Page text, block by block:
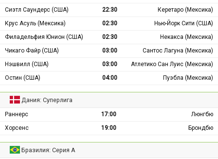
Сиэтл Саундерс (США)
22:30
Керетаро (Мексика)
Крус Асуль (Мексика)
02:30
Нью-Йорк Сити (США)
Филадельфия Юнион (США)
02:30
Некакса (Мексика)
Чикаго Файр (США)
03:00
Сантос Лагуна (Мексика)
Нэшвилл (США)
03:00
Атлетико Сан Луис (Мексика)
Остин (США)
04:00 Пуэбла (Мексика)
Дания: Суперлига
Раннерс 17:00
Люнгбю
Хорсенс
19:00 Брондбю
Бразилия: Серия А